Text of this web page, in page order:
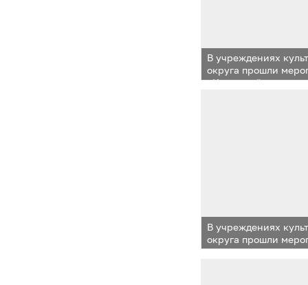
В учреждениях
округа прошли
«Крымской весне»
В учреждениях
округа прошли
«Крымской весне»